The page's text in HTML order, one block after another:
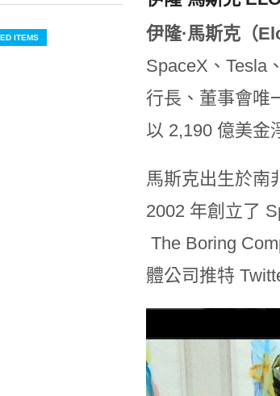
伊隆·馬斯克（
SpaceX、Tesla
行長、董事會唯
以 2,190 億美金
馬斯克出生於南
2002 年創立了
The Boring
體公司推特
ITEMS